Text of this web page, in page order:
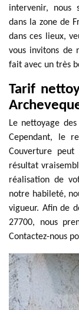
intervenir, nous
dans la zone de
dans ces lieux,
vous invitons de
fait avec un très
Tarif
Le nettoyage
Cependant, le
Couverture
résultat
réalisation de
notre habileté,
vigueur. Afin de
27700, nous
Contactez-nous